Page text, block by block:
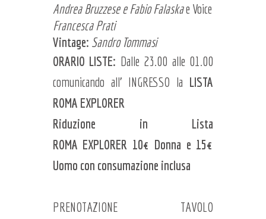
Andrea Bruzzese e Fabio Falaskae Voice
Francesca Prati
Vintage: Sandro Tommasi
ORARIO LISTE: Dalle 23.00 alle 01.00
comunicando all' INGRESSO la LISTA
ROMA EXPLORER
Riduzione in Lista
ROMA EXPLORER 10€ Donna e 15€
Uomo con consumazione inclusa
PRENOTAZIONE TAVOLO